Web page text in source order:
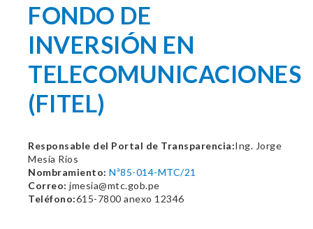
FONDO DE
INVERSIÓN EN
TELECOMUNICACIONES
(FITEL)
Responsable del Portal de Transparencia:Ing. Jorge
Mesía Ríos
Nombramiento: Nª85-014-MTC/21
Correo: jmesia@mtc.gob.pe
Teléfono:615-7800 anexo 12346